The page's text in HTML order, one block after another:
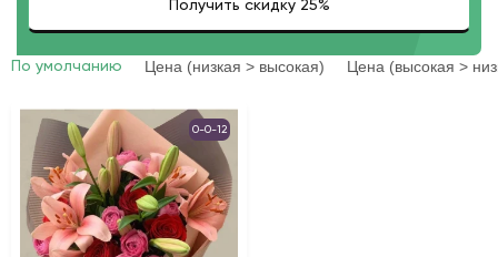
По умолчанию Цена (низкая > высокая) Цена (высокая >
0-0-12